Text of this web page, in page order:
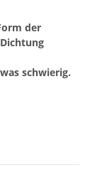
der
schwierig.